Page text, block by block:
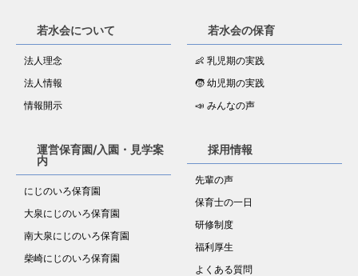
若水会について
法人理念
法人情報
情報開示
若水会の保育
👶 乳児期の実践
🧒 幼児期の実践
📣 みんなの声
運営保育園/入園・見学案
内
にじのいろ保育園
大泉にじのいろ保育園
南大泉にじのいろ保育園
柴崎にじのいろ保育園
採用情報
先輩の声
保育士の一日
研修制度
福利厚生
よくある質問